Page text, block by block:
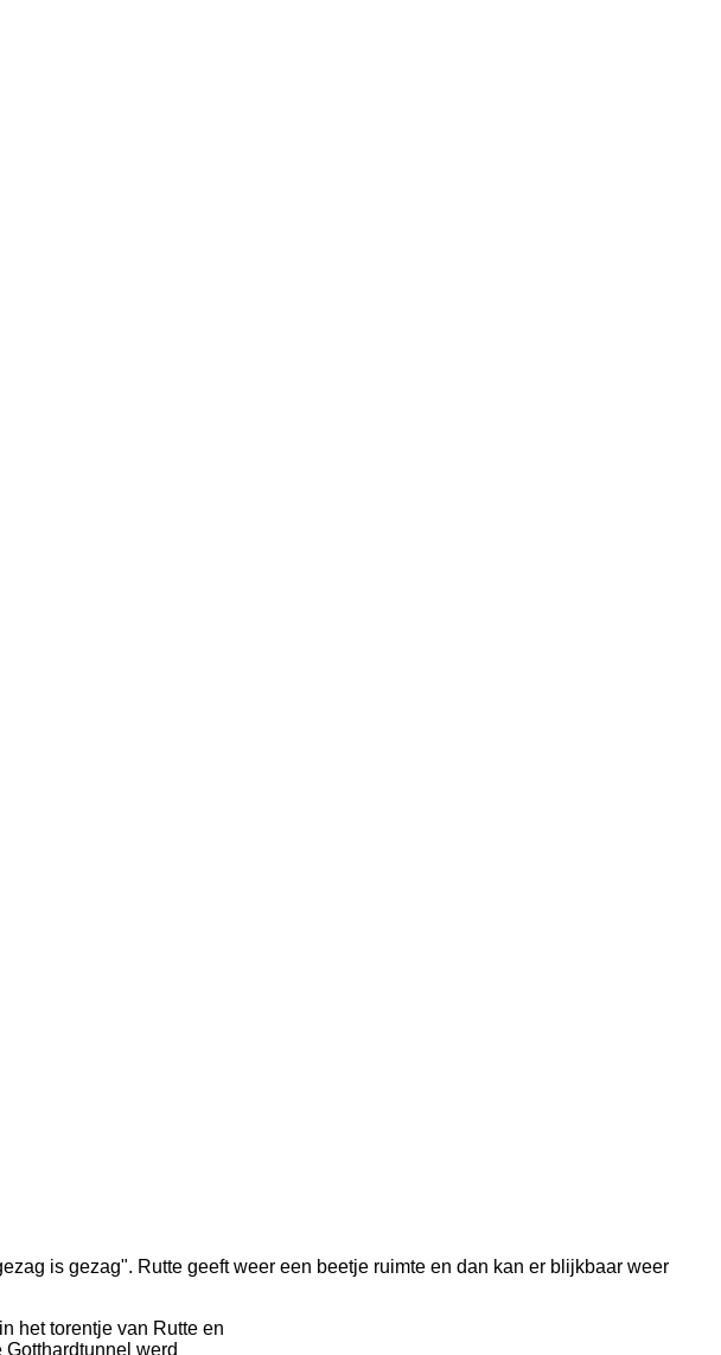
is gezag". Rutte geeft weer een beetje ruimte en dan kan er blijkbaar weer
het torentje van Rutte en
werd